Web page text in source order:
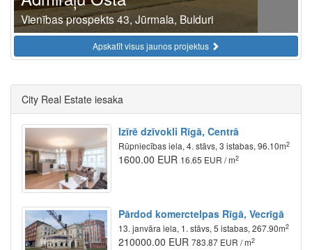
Vienības prospekts 43, Jūrmala, Bulduri
Apskatīt visus jaunos projektus
City Real Estate iesaka
Izīrē dzīvokli Rīgā, Centrā
Rūpniecības iela, 4. stāvs, 3 istabas, 96.10m2
1600.00 EUR 16.65 EUR / m2
Pārdod komerctelpas Rīgā, Vecrīgā
13. janvāra iela, 1. stāvs, 5 istabas, 267.90m2
210000.00 EUR 783.87 EUR / m2